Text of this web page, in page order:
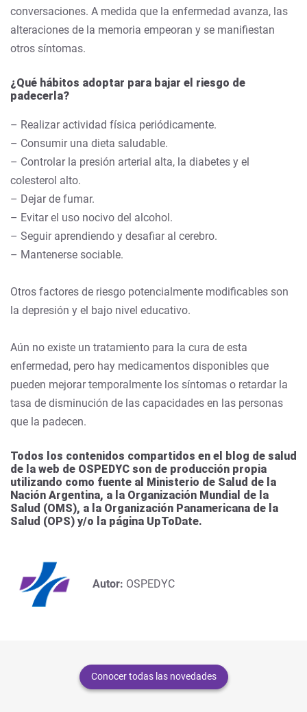
conversaciones. A medida que la enfermedad avanza, las
alteraciones de la memoria empeoran y se manifiestan
otros síntomas.
¿Qué hábitos adoptar para bajar el riesgo de
padecerla?
– Realizar actividad física periódicamente.
– Consumir una dieta saludable.
– Controlar la presión arterial alta, la diabetes y el
colesterol alto.
– Dejar de fumar.
– Evitar el uso nocivo del alcohol.
– Seguir aprendiendo y desafiar al cerebro.
– Mantenerse sociable.
Otros factores de riesgo potencialmente modificables son
la depresión y el bajo nivel educativo.
Aún no existe un tratamiento para la cura de esta
enfermedad, pero hay medicamentos disponibles que
pueden mejorar temporalmente los síntomas o retardar la
tasa de disminución de las capacidades en las personas
que la padecen.
Todos los contenidos compartidos en el blog de salud
de la web de OSPEDYC son de producción propia
utilizando como fuente al Ministerio de Salud de la
Nación Argentina, a la Organización Mundial de la
Salud (OMS), a la Organización Panamericana de la
Salud (OPS) y/o la página UpToDate.
Autor: OSPEDYC
Conocer todas las novedades